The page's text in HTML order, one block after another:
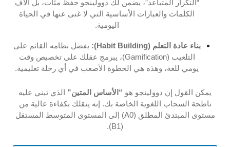
“التكرار المتباعد”، يضمن لك دوولينجو حفظ مئات، بل آلاف
الكلمات والعبارات الأساسية التي لا غنى عنها في الحياة
اليومية.
بناء عادة التعلم (Habit Building):
بفضل نظامه القائم على
التلعيب (Gamification)، يبرمج عقلك على تخصيص وقت
يومي للغة، وهذه هي الخطوة الأصعب في أي رحلة تعليمية.
يمكن القول إن دوولينجو هو “الأساس المتين” الذي تبني عليه
ناطحة السحاب اللغوية الخاصة بك. إنه ينقلك بكفاءة عالية من
مستوى المبتدئ المطلق (A0) إلى المستوى المتوسط المستقل
(B1).